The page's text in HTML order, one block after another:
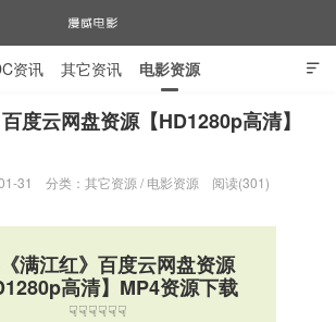
漫威电影

资讯 其它资讯 电影资源
片度云网盘资源【HD1280p高清】
31 分类： 其它资源 / 电影资源 阅读(301)
满江红》百度云网盘资源
高清】MP4资源下载
☟☟☟☟☟☟